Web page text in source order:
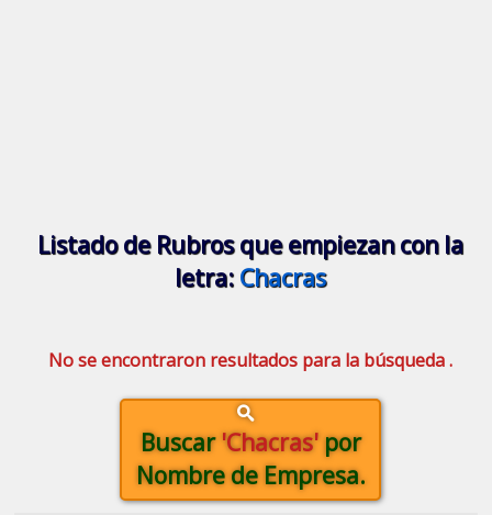
Listado de Rubros que empiezan con la
letra: Chacras
No se encontraron resultados para la búsqueda .
Buscar'Chacras'por
Nombre de Empresa.